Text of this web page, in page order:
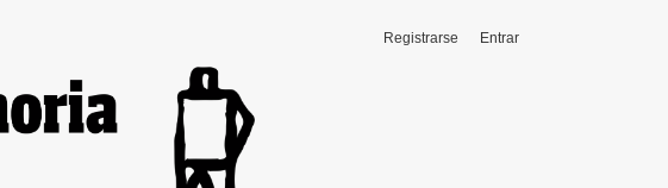
de Bahía Blanca (1911-1921)
Registrarse Entrar